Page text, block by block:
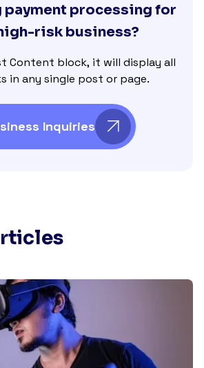
processing for
risk business?
Content block, it will display all
in any single post or page.
Inquiries